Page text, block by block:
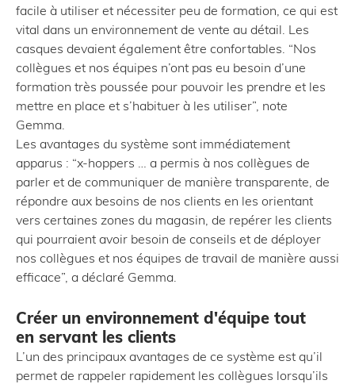
facile à utiliser et nécessiter peu de formation, ce qui est
vital dans un environnement de vente au détail. Les
casques devaient également être confortables. “Nos
collègues et nos équipes n’ont pas eu besoin d’une
formation très poussée pour pouvoir les prendre et les
mettre en place et s’habituer à les utiliser”, note
Gemma.
Les avantages du système sont immédiatement
apparus : “x-hoppers … a permis à nos collègues de
parler et de communiquer de manière transparente, de
répondre aux besoins de nos clients en les orientant
vers certaines zones du magasin, de repérer les clients
qui pourraient avoir besoin de conseils et de déployer
nos collègues et nos équipes de travail de manière aussi
efficace”, a déclaré Gemma.
Créer un environnement d'équipe tout
en servant les clients
L’un des principaux avantages de ce système est qu’il
permet de rappeler rapidement les collègues lorsqu’ils